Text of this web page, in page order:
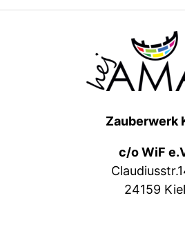
Zauberwerk
c/o WiF
24159 Kiel